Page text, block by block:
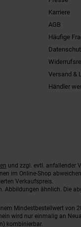
Karriere
AGB
Häufige
Versand &
Händler
und zzgl. evtl. anfallender
im Online-Shop
Verkaufspreis.
ähnlich. Die
Mindestbestellwert
wird nur einmalig an
kombinierbar.